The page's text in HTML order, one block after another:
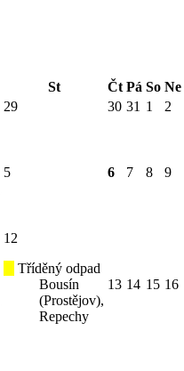
St Čt Pá So Ne
29 30 31 1 2
5 6 7 8 9
12
Tříděný odpad
Bousín
(Prostějov),
Repechy
13 14 15 16